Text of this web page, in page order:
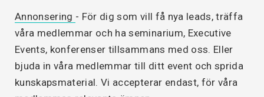
Annonsering - För dig som vill få nya leads, träffa
våra medlemmar och ha seminarium, Executive
Events, konferenser tillsammans med oss. Eller
bjuda in våra medlemmar till ditt event och sprida
kunskapsmaterial. Vi accepterar endast, för våra